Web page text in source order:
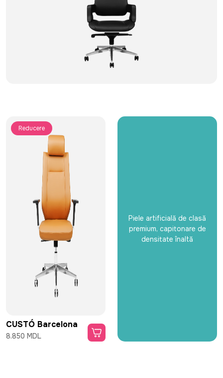
Reducere
CUSTÓ Barcelona
8.850 MDL
Piele artificială de clasă
premium, capitonare de
densitate înaltă